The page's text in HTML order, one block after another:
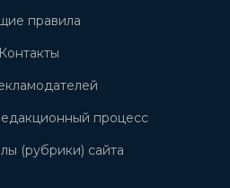
правила
Контакты
процесс
(рубрики) сайта